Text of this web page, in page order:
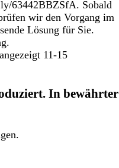
63442BBZSfA. Sobald
wir den Vorgang im
Lösung für Sie.
11-15
In bewährter